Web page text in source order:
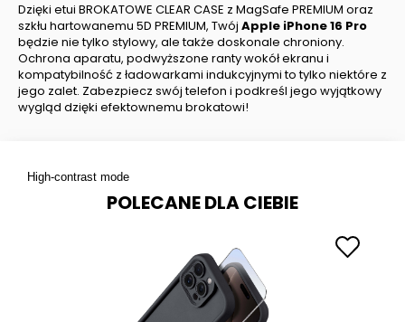
Dzięki etui BROKATOWE CLEAR CASE z MagSafe PREMIUM oraz
szkłu hartowanemu 5D PREMIUM, Twój Apple iPhone16 Pro
będzie nie tylko stylowy, ale także doskonale chroniony.
Ochrona aparatu, podwyższone ranty wokół ekranu i
kompatybilność z ładowarkami indukcyjnymi to tylko niektóre z
jego zalet. Zabezpiecz swój telefon i podkreśl jego wyjątkowy
wygląd dzięki efektownemu brokatowi!
High-contrast mode
POLECANE DLA CIEBIE